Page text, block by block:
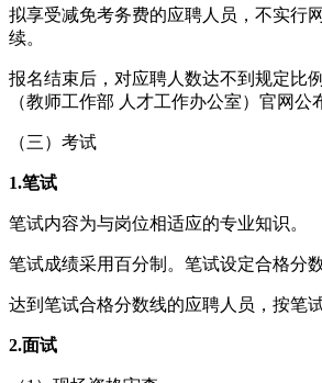
拟享受减免考务费的应聘人员，不实行
续。
报名结束后，对应聘人数达不到规定比
（教师工作部 人才工作办公室） 官网公
（三）考试
1.笔试
笔试内容为与岗位相适应的专业知识。
笔试成绩采用百分制。笔试设定合格分
达到笔试合格分数线的应聘人员，按笔
2.面试